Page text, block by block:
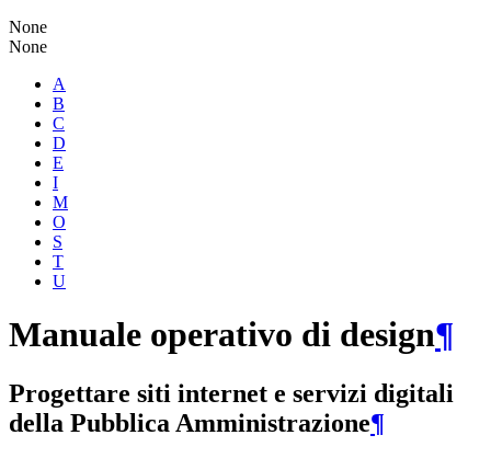
None
None
A
B
C
D
E
I
M
O
S
T
U
Manuale operativo di design¶
Progettare siti internet e servizi digitali
della Pubblica Amministrazione¶